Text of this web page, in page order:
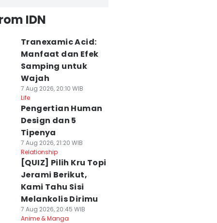
IDN
Tranexamic Acid:
Manfaat dan Efek
Samping untuk
Wajah
7 Aug 2026, 20:10 WIB
Life
Pengertian Human
Design dan 5
Tipenya
7 Aug 2026, 21:20 WIB
Relationship
[QUIZ] Pilih Kru Topi
Jerami Berikut,
Kami Tahu Sisi
Melankolis Dirimu
7 Aug 2026, 20:45 WIB
Anime & Manga